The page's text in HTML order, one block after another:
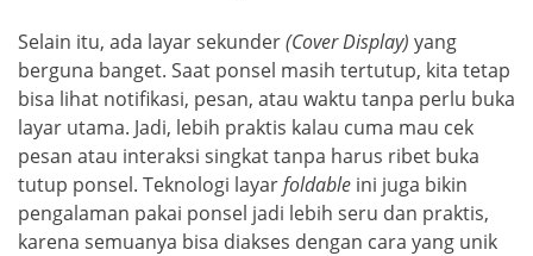
Selain itu, ada layar sekunder(Cover Display) yang
berguna banget. Saat ponsel masih tertutup, kita tetap
bisa lihat notifikasi, pesan, atau waktu tanpa perlu buka
layar utama. Jadi, lebih praktis kalau cuma mau cek
pesan atau interaksi singkat tanpa harus ribet buka
tutup ponsel. Teknologi layarfoldable ini juga bikin
pengalaman pakai ponsel jadi lebih seru dan praktis,
karena semuanya bisa diakses dengan cara yang unik